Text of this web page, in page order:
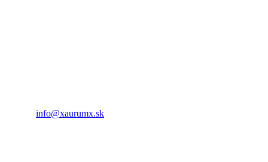
info@xaurumx.sk